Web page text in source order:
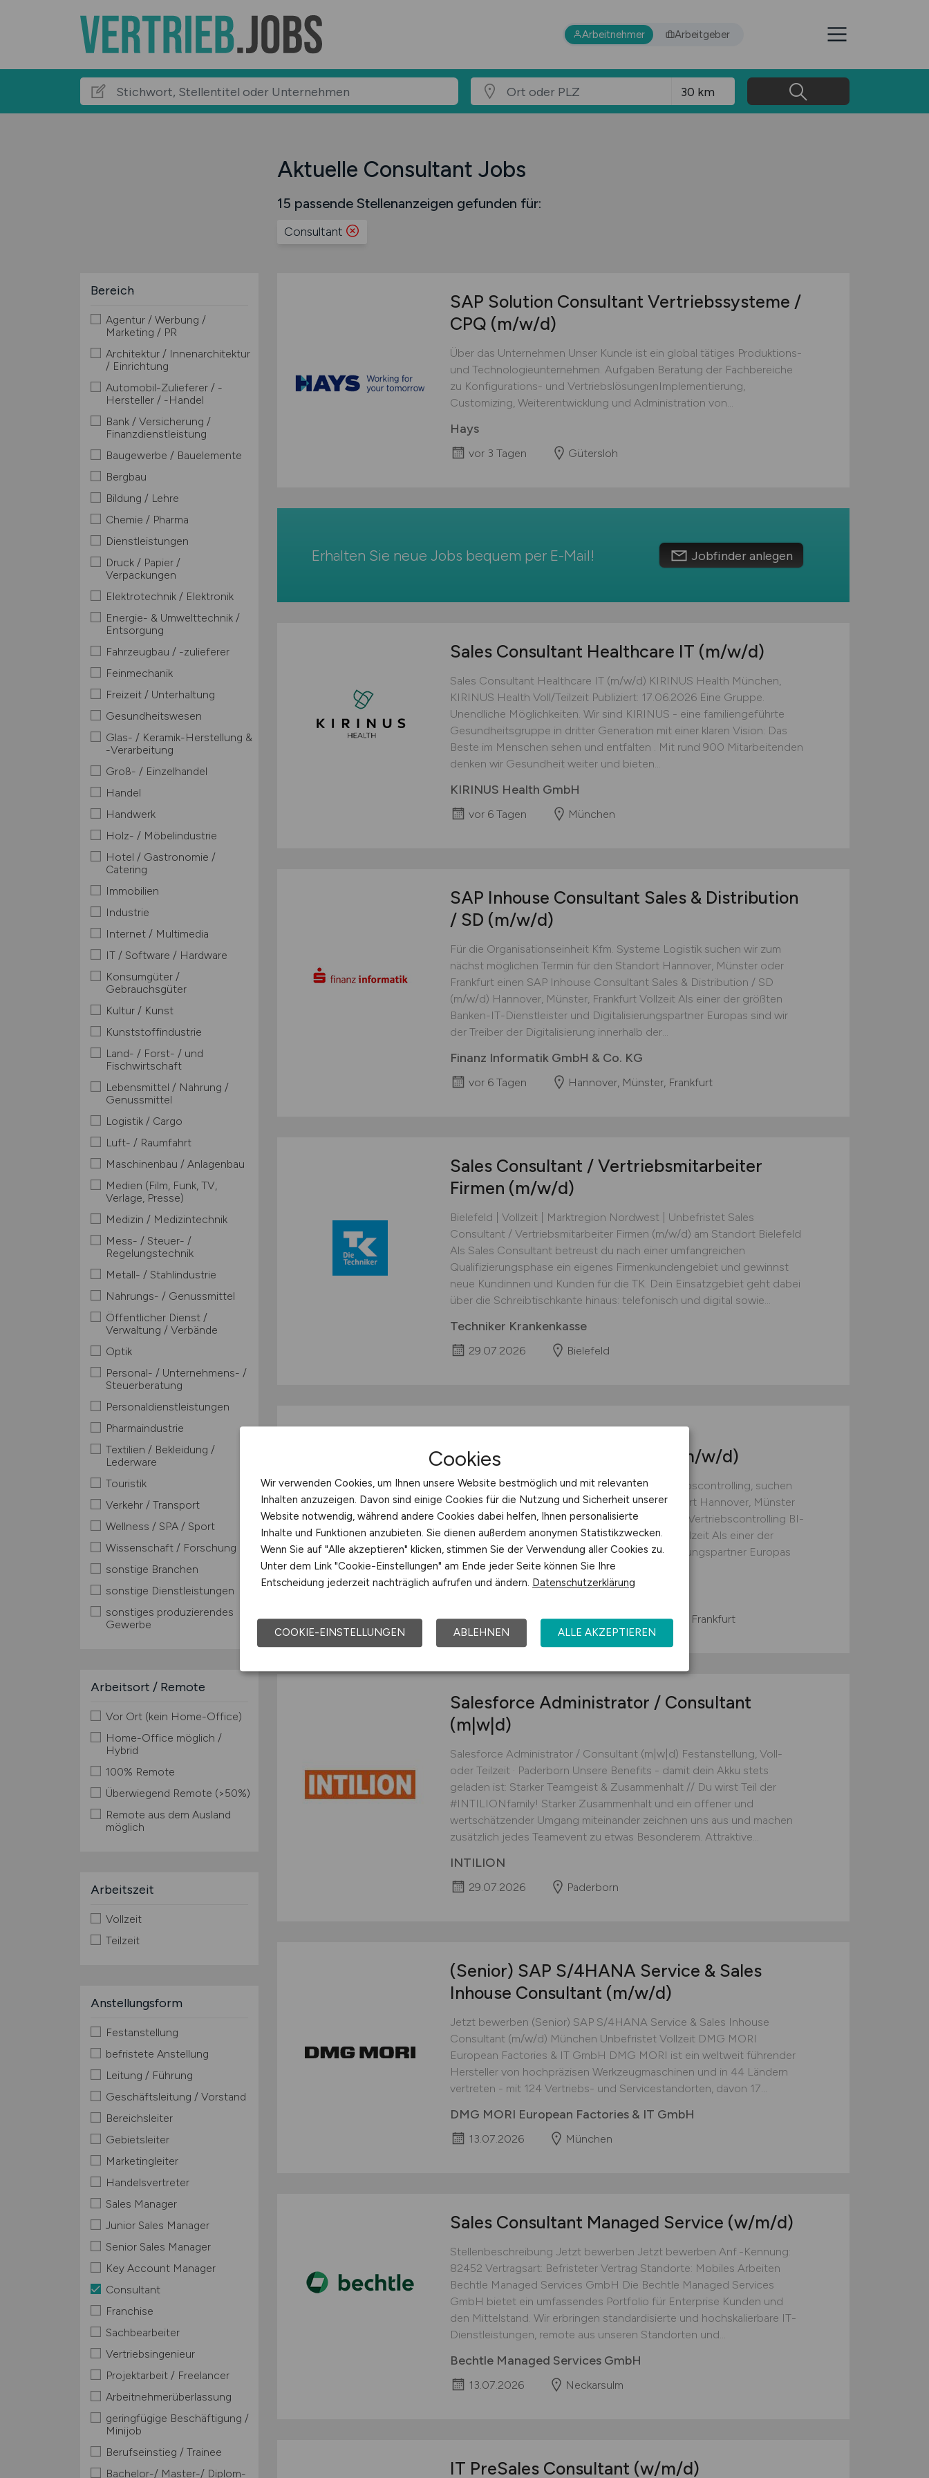
Arbeitnehmer Arbeitgeber
Aktuelle Consultant Jobs
15 passende Stellenanzeigen gefunden für:
Consultant
Bereich
Agentur / Werbung /
Marketing / PR
Architektur / Innenarchitektur
/ Einrichtung
Automobil-Zulieferer / -
Hersteller / -Handel
Bank / Versicherung /
Finanzdienstleistung
Baugewerbe / Bauelemente
Bergbau
Bildung / Lehre
Chemie / Pharma
Dienstleistungen
Druck / Papier /
Verpackungen
Elektrotechnik / Elektronik
Energie- & Umwelttechnik /
Entsorgung
Fahrzeugbau / -zulieferer
Feinmechanik
Freizeit / Unterhaltung
Gesundheitswesen
Glas- / Keramik-Herstellung &
-Verarbeitung
Groß- / Einzelhandel
Handel
Handwerk
Holz- / Möbelindustrie
Hotel / Gastronomie /
Catering
Immobilien
Industrie
Internet / Multimedia
IT / Software / Hardware
Konsumgüter /
Gebrauchsgüter
Kultur / Kunst
Kunststoffindustrie
Land- / Forst- / und
Fischwirtschaft
Lebensmittel / Nahrung /
Genussmittel
Logistik / Cargo
Luft- / Raumfahrt
Maschinenbau / Anlagenbau
Medien (Film, Funk, TV,
Verlage, Presse)
Medizin / Medizintechnik
Mess- / Steuer- /
Regelungstechnik
Metall- / Stahlindustrie
Nahrungs- / Genussmittel
Öffentlicher Dienst /
Verwaltung / Verbände
Optik
Personal- / Unternehmens- /
Steuerberatung
Personaldienstleistungen
Pharmaindustrie
Textilien / Bekleidung /
Lederware
Touristik
Verkehr / Transport
Wellness / SPA / Sport
Wissenschaft / Forschung
sonstige Branchen
sonstige Dienstleistungen
sonstiges produzierendes
Gewerbe
Arbeitsort / Remote
Vor Ort (kein Home-Office)
Home-Office möglich /
Hybrid
100% Remote
Überwiegend Remote (>50%)
Remote aus dem Ausland
möglich
Arbeitszeit
Vollzeit
Teilzeit
Anstellungsform
Festanstellung
befristete Anstellung
Leitung / Führung
Geschäftsleitung / Vorstand
Bereichsleiter
Gebietsleiter
Marketingleiter
Handelsvertreter
Sales Manager
Junior Sales Manager
Senior Sales Manager
Key Account Manager
Consultant
Franchise
Sachbearbeiter
Vertriebsingenieur
Projektarbeit / Freelancer
Arbeitnehmerüberlassung
geringfügige Beschäftigung /
Minijob
Berufseinstieg / Trainee
Bachelor-/ Master-/ Diplom-
SAP Solution Consultant Vertriebssysteme /
CPQ (m/w/d)
Über das Unternehmen Unser Kunde ist ein global tätiges Produktions-
und Technologieunternehmen. Aufgaben Beratung der Fachbereiche
zu Konfigurations- und VertriebslösungenImplementierung,
Customizing, Weiterentwicklung und Administration von...
Hays
vor 3 Tagen Gütersloh
Erhalten Sie neue Jobs bequem per E-Mail! Jobfinder anlegen
Sales Consultant Healthcare IT (m/w/d)
Sales Consultant Healthcare IT (m/w/d) KIRINUS Health München,
KIRINUS Health Voll/Teilzeit Publiziert: 17.06.2026 Eine Gruppe.
Unendliche Möglichkeiten. Wir sind KIRINUS - eine familiengeführte
Gesundheitsgruppe in dritter Generation mit einer klaren Vision: Das
Beste im Menschen sehen und entfalten . Mit rund 900 Mitarbeitenden
denken wir Gesundheit weiter und bieten...
KIRINUS Health GmbH
vor 6 Tagen München
SAP Inhouse Consultant Sales & Distribution
/ SD (m/w/d)
Für die Organisationseinheit Kfm. Systeme Logistik suchen wir zum
nächst möglichen Termin für den Standort Hannover, Münster oder
Frankfurt einen SAP Inhouse Consultant Sales & Distribution / SD
(m/w/d) Hannover, Münster, Frankfurt Vollzeit Als einer der größten
Banken-IT-Dienstleister und Digitalisierungspartner Europas sind wir
der Treiber der Digitalisierung innerhalb der...
Finanz Informatik GmbH & Co. KG
vor 6 Tagen Hannover, Münster, Frankfurt
Sales Consultant / Vertriebsmitarbeiter
Firmen (m/w/d)
Bielefeld | Vollzeit | Marktregion Nordwest | Unbefristet Sales
Consultant / Vertriebsmitarbeiter Firmen (m/w/d) am Standort Bielefeld
Als Sales Consultant betreust du nach einer umfangreichen
Qualifizierungsphase ein eigenes Firmenkundengebiet und gewinnst
neue Kundinnen und Kunden für die TK. Dein Einsatzgebiet geht dabei
über die Schreibtischkante hinaus: telefonisch und digital sowie...
Techniker Krankenkasse
29.07.2026 Bielefeld
Consultant Kundenservice
Vertriebscontrolling BI-Tool
(m/w/d)
Für die Organisationseinheit KS Passiv u. Vertriebscontrolling, suchen
wir zum nächstmöglichen Termin für den Standort Hannover, Münster
oder Frankfurt einen Consultant Kundenservice Vertriebscontrolling BI-
Tool (m/w/d) Hannover / Münster / Frankfurt Vollzeit Als einer der
größten Banken-IT-Dienstleister und Digitalisierungspartner Europas
sind wir der Treiber der Digitalisierung...
29.07.2026 Hannover, Münster oder Frankfurt
Salesforce Administrator / Consultant
(m|w|d)
Salesforce Administrator / Consultant (m|w|d) Festanstellung, Voll-
oder Teilzeit · Paderborn Unsere Benefits - damit dein Akku stets
geladen ist: Starker Teamgeist & Zusammenhalt // Du wirst Teil der
#INTILIONfamily! Starker Zusammenhalt und ein offener und
wertschätzender Umgang miteinander zeichnen uns aus und machen
zusätzlich jedes Teamevent zu etwas Besonderem. Attraktive...
INTILION
29.07.2026 Paderborn
(Senior) SAP S/4HANA Service & Sales
Inhouse Consultant (m/w/d)
Jetzt bewerben (Senior) SAP S/4HANA Service & Sales Inhouse
Consultant (m/w/d) München Unbefristet Vollzeit DMG MORI
European Factories & IT GmbH DMG MORI ist ein weltweit führender
Hersteller von hochpräzisen Werkzeugmaschinen und in 44 Ländern
vertreten - mit 124 Vertriebs- und Servicestandorten, davon 17...
DMG MORI European Factories & IT GmbH
13.07.2026 München
Sales Consultant Managed Service (w/m/d)
Stellenbeschreibung Jetzt bewerben Jetzt bewerben Anf.-Kennung:
82452 Vertragsart: Befristeter Vertrag Standorte: Mobiles Arbeiten
Bechtle Managed Services GmbH Die Bechtle Managed Services
GmbH bietet ein umfassendes Portfolio für Enterprise Kunden und
den Mittelstand. Wir erbringen standardisierte und hochskalierbare IT-
Dienstleistungen, remote aus unseren Standorten und...
Bechtle Managed Services GmbH
13.07.2026 Neckarsulm
IT PreSales Consultant (w/m/d)
Cookies
Wir verwenden Cookies, um Ihnen unsere Website bestmöglich und mit relevanten
Inhalten anzuzeigen. Davon sind einige Cookies für die Nutzung und Sicherheit unserer
Website notwendig, während andere Cookies dabei helfen, Ihnen personalisierte
Inhalte und Funktionen anzubieten. Sie dienen außerdem anonymen Statistikzwecken.
Wenn Sie auf "Alle akzeptieren" klicken, stimmen Sie der Verwendung aller Cookies zu.
Unter dem Link "Cookie-Einstellungen" am Ende jeder Seite können Sie Ihre
Entscheidung jederzeit nachträglich aufrufen und ändern. Datenschutzerklärung
COOKIE-EINSTELLUNGEN ABLEHNEN ALLE AKZEPTIEREN